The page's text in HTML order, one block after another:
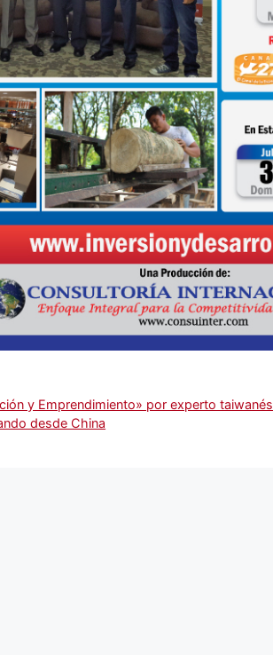
y Emprendimiento» por experto taiwanés
desde China